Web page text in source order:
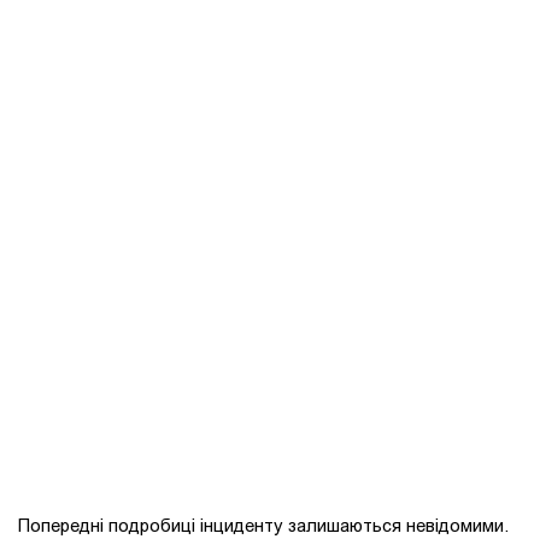
Попередні подробиці інциденту залишаються невідомими.